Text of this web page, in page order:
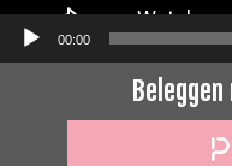
00:00